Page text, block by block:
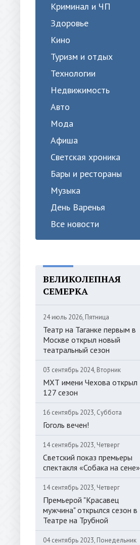
Криминал и ЧП
Здоровье
Кино
Туризм и отдых
Технологии
Недвижимость
Авто
Мода
Афиша
Светская хроника
Бары и рестораны
Музыка
День Варенья
Все новости
ВЕЛИКОЛЕПНАЯ
СЕМЕРКА
24 июль 2026, Пятница
Театр на Таганке первым в
Москве открыл новый
театральный сезон
03 сентябрь 2024, Вторник
МХТ имени Чехова открыл
127 сезон
16 сентябрь 2023, Суббота
Гоголь вечен!
14 сентябрь 2023, Четверг
Светский показ премьеры
спектакля «Собака на сене»
14 сентябрь 2023, Четверг
Премьерой "Красавец
мужчина" открылся сезон в
Театре на Трубной
04 сентябрь 2023, Понедельник